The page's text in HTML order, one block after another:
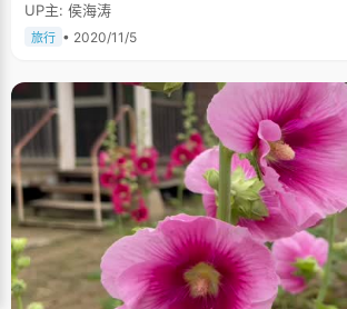
UP主: 侯海涛
旅行 • 2020/11/5